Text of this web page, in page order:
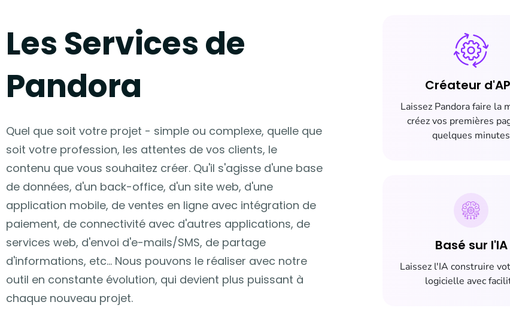
Les Services de
Pandora
Quel que soit votre projet - simple ou complexe, quelle que
soit votre profession, les attentes de vos clients, le
contenu que vous souhaitez créer. Qu'il s'agisse d'une base
de données, d'un back-office, d'un site web, d'une
application mobile, de ventes en ligne avec intégration de
paiement, de connectivité avec d'autres applications, de
services web, d'envoi d'e-mails/SMS, de partage
d'informations, etc... Nous pouvons le réaliser avec notre
outil en constante évolution, qui devient plus puissant à
chaque nouveau projet.
Créateur
Laissez Pandora faire la
créez vos premières
quelques minutes
Basé sur l'IA
Laissez l'IA construire
logicielle avec